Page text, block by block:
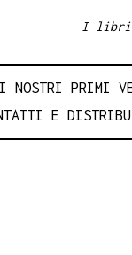
I libri
I NOSTRI PRIMI
E